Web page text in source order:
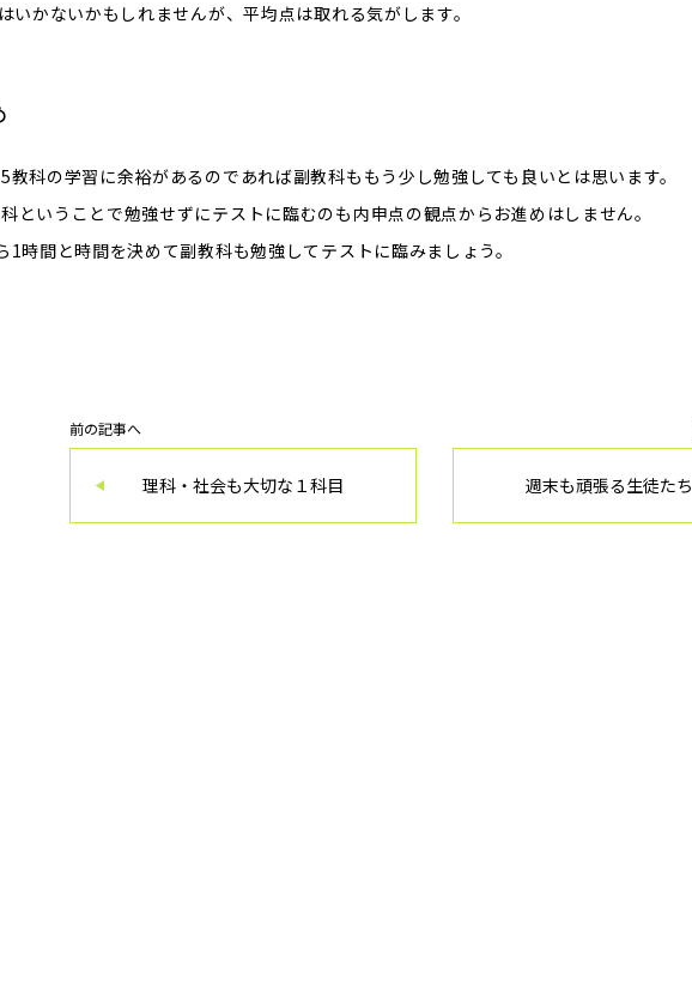
いかないかもしれませんが、平均点は取れる気がします。
教科の学習に余裕があるのであれば副教科ももう少し勉強しても良いとは思います。
ということで勉強せずにテストに臨むのも内申点の観点からお進めはしません。
1時間と時間を決めて副教科も勉強してテストに臨みましょう。
前の記事へ
理科・社会も大切な１科目 週末も頑張る生徒たち